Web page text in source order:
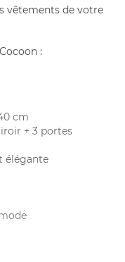
vêtements de votre
:
cm
+ 3 portes
élégante